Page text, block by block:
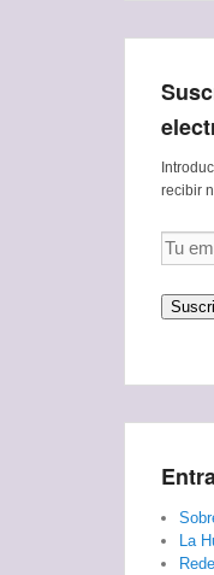
recibir
Tu
email
La